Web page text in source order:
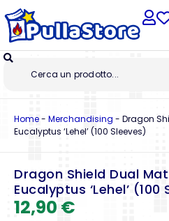
Home- Merchandising - Dragon
Eucalyptus ‘Lehel’ (100 Sleeves)
Dragon Shield Dual
Eucalyptus ‘Lehel’ (100
12,90 €